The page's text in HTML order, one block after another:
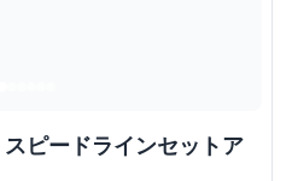
ピードラインセットア